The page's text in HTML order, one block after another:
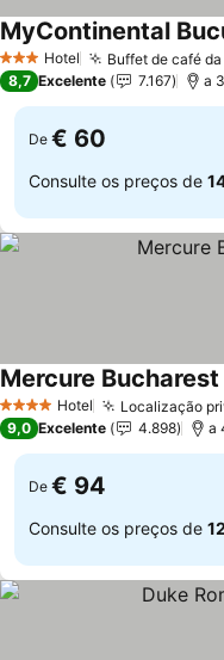
3 EstrelasHotel Buffet de café
MyContinental
8,7 Excelente 7.167 a
De € 60
Consulte os preços de
4 EstrelasHotel Localização
Mercure
9,0 Excelente 4.898 a
De € 94
Consulte os preços de